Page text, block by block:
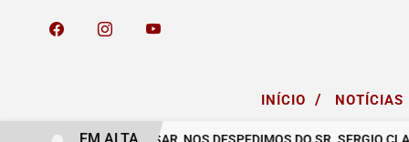
INÍCIO / NOTÍCIAS